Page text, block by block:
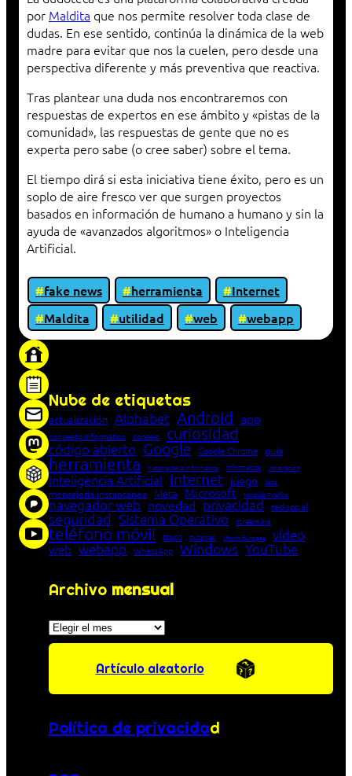
por Maldita que nos permite resolver toda clase de
dudas. En ese sentido, continúa la dinámica de la web
madre para evitar que nos la cuelen, pero desde una
perspectiva diferente y más preventiva que reactiva.
Tras plantear una duda nos encontraremos con
respuestas de expertos en ese ámbito y «pistas de la
comunidad», las respuestas de gente que no es
experta pero sabe (o cree saber) sobre el tema.
El tiempo dirá si esta iniciativa tiene éxito, pero es un
soplo de aire fresco ver que surgen proyectos
basados en información de humano a humano y sin la
ayuda de «avanzados algoritmos» o Inteligencia
Artificial.
fake news herramienta
Internet
Maldita
utilidad web
webapp
Nube de etiquetas
actualización Alphabet Android app
concepto informático consejo curiosidad
código abierto Google Google Chrome guía
herramienta historia de la Informática Informática innovación
Inteligencia Artificial Internet juego lista
mensajería instantánea Meta Microsoft Mozilla Firefox
navegador web novedad privacidad red social
seguridad Sistema Operativo streaming
teléfono móvil truco tutorial Unión Europea vídeo
web webapp WhatsApp Windows YouTube
Archivo mensual
Archivos
Artículo aleatorio
Política de privacidad